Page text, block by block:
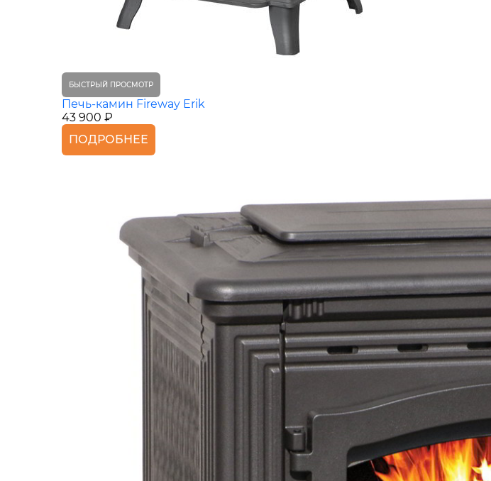
БЫСТРЫЙ ПРОСМОТР
Печь-камин Fireway Erik
43 900 ₽
ПОДРОБНЕЕ